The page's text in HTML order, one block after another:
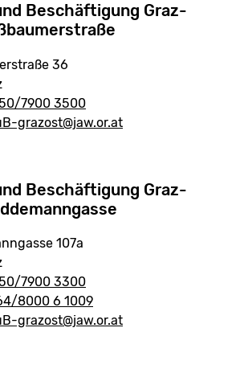
Beschäftigung Graz-
36
7900 3500
grazost@jaw.or.at
Beschäftigung Graz-
107a
7900 3300
8000 6 1009
grazost@jaw.or.at